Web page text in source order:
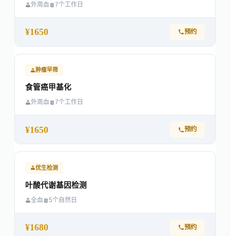
外周血 7个工作日
¥1650 预约
肿瘤早筛
食管癌甲基化
外周血 7个工作日
¥1650 预约
优生检测
叶酸代谢基因检测
全血 5个自然日
¥1680 预约